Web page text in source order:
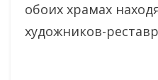
обоих храмах
художников-